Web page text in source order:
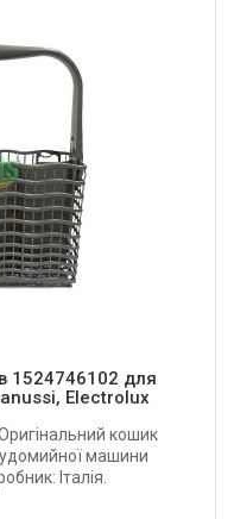
1524746102 для
Electrolux
кошик
машини
Італія.